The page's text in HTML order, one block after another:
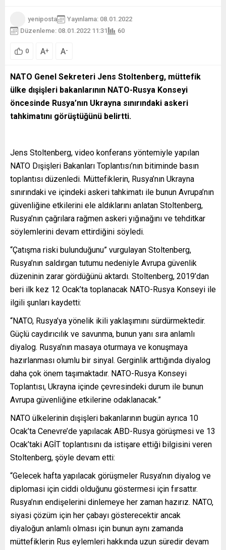
yeniposta
Yayınlama: 08.01.2022
Düzenleme: 08.01.2022 11:31
60
0 A+ A-
NATO Genel Sekreteri Jens Stoltenberg, müttefik
ülke dışişleri bakanlarının NATO-Rusya Konseyi
öncesinde Rusya’nın Ukrayna sınırındaki askeri
tahkimatını görüştüğünü belirtti.
Jens Stoltenberg, video konferans yöntemiyle yapılan
NATO Dışişleri Bakanları Toplantısı’nın bitiminde basın
toplantısı düzenledi. Müttefiklerin, Rusya’nın Ukrayna
sınırındaki ve içindeki askeri tahkimatı ile bunun Avrupa’nın
güvenliğine etkilerini ele aldıklarını anlatan Stoltenberg,
Rusya’nın çağrılara rağmen askeri yığınağını ve tehditkar
söylemlerini devam ettirdiğini söyledi.
“Çatışma riski bulunduğunu” vurgulayan Stoltenberg,
Rusya’nın saldırgan tutumu nedeniyle Avrupa güvenlik
düzeninin zarar gördüğünü aktardı. Stoltenberg, 2019’dan
beri ilk kez 12 Ocak’ta toplanacak NATO-Rusya Konseyi ile
ilgili şunları kaydetti:
“NATO, Rusya’ya yönelik ikili yaklaşımını sürdürmektedir.
Güçlü caydırıcılık ve savunma, bunun yanı sıra anlamlı
diyalog. Rusya’nın masaya oturmaya ve konuşmaya
hazırlanması olumlu bir sinyal. Gerginlik arttığında diyalog
daha çok önem taşımaktadır. NATO-Rusya Konseyi
Toplantısı, Ukrayna içinde çevresindeki durum ile bunun
Avrupa güvenliğine etkilerine odaklanacak.”
NATO ülkelerinin dışişleri bakanlarının bugün ayrıca 10
Ocak’ta Cenevre’de yapılacak ABD-Rusya görüşmesi ve 13
Ocak’taki AGİT toplantısını da istişare ettiği bilgisini veren
Stoltenberg, şöyle devam etti:
“Gelecek hafta yapılacak görüşmeler Rusya’nın diyalog ve
diplomasi için ciddi olduğunu göstermesi için fırsattır.
Rusya’nın endişelerini dinlemeye her zaman hazırız. NATO,
siyasi çözüm için her çabayı gösterecektir ancak
diyaloğun anlamlı olması için bunun aynı zamanda
müttefiklerin Rus eylemleri hakkında uzun süredir devam